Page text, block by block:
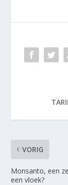
VORIG
Monsanto, een
een vloek?